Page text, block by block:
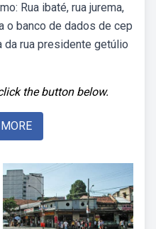
Rua ibaté, rua jurema,
o banco de dados de cep
rua presidente getúlio
the button below.